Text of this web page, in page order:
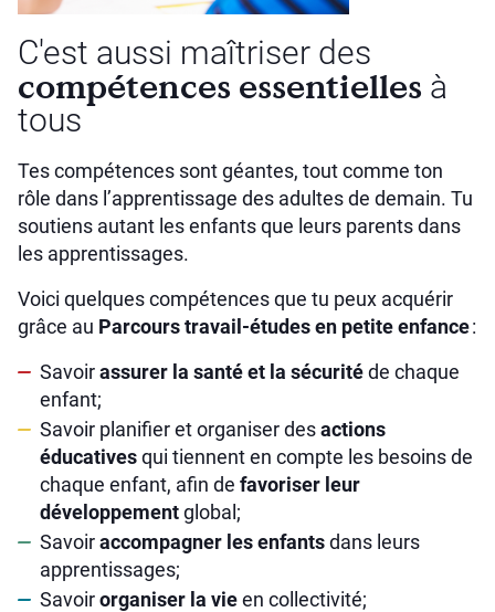
C'est aussi maîtriser des
compétences essentielles à
tous
Tes compétences sont géantes, tout comme ton
rôle dans l’apprentissage des adultes de demain. Tu
soutiens autant les enfants que leurs parents dans
les apprentissages.
Voici quelques compétences que tu peux acquérir
grâce au Parcours travail-études en petite enfance:
Savoirassurer la santé et la sécuritéde chaque
enfant;
Savoir planifier et organiser desactions
éducativesqui tiennent en compte les besoins de
chaque enfant, afin de favoriser leur
développementglobal;
Savoiraccompagner les enfantsdans leurs
apprentissages;
Savoirorganiser la vieen collectivité;